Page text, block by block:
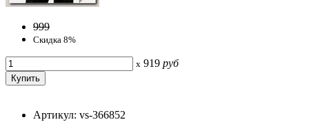
999
Скидка 8%
x 919 руб
Артикул: vs-366852